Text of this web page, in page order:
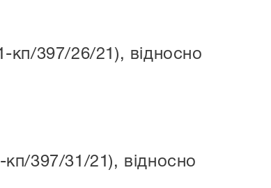
397/26/21), відносно
397/31/21), відносно